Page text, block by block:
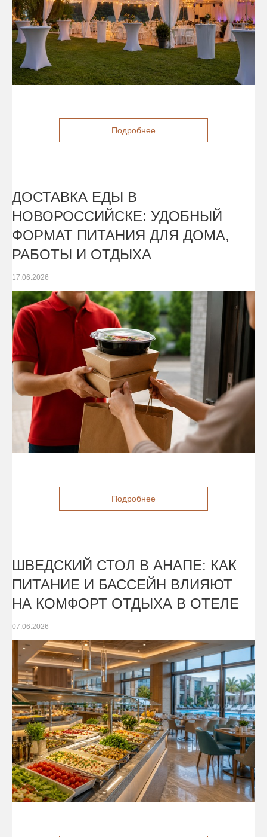
Подробнее
ДОСТАВКА ЕДЫ В
НОВОРОССИЙСКЕ: УДОБНЫЙ
ФОРМАТ ПИТАНИЯ ДЛЯ ДОМА,
РАБОТЫ И ОТДЫХА
17.06.2026
Подробнее
ШВЕДСКИЙ СТОЛ В АНАПЕ: КАК
ПИТАНИЕ И БАССЕЙН ВЛИЯЮТ
НА КОМФОРТ ОТДЫХА В ОТЕЛЕ
07.06.2026